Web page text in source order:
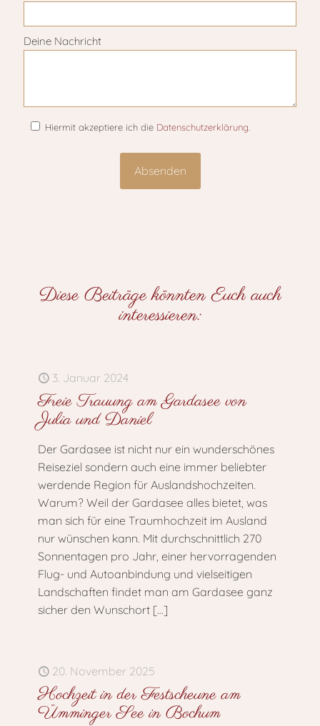
Deine Nachricht
Hiermit akzeptiere ich die Datenschutzerklärung
Diese Beiträge könnten Euch auch
interessieren:
3. Januar 2024
Freie Trauung am Gardasee von
Julia und Daniel
Der Gardasee ist nicht nur ein wunderschönes
Reiseziel sondern auch eine immer beliebter
werdende Region für Auslandshochzeiten.
Warum? Weil der Gardasee alles bietet, was
man sich für eine Traumhochzeit im Ausland
nur wünschen kann. Mit durchschnittlich 270
Sonnentagen pro Jahr, einer hervorragenden
Flug- und Autoanbindung und vielseitigen
Landschaften findet man am Gardasee ganz
sicher den Wunschort […]
20. November 2025
Hochzeit in der Festscheune am
Ümminger See in Bochum